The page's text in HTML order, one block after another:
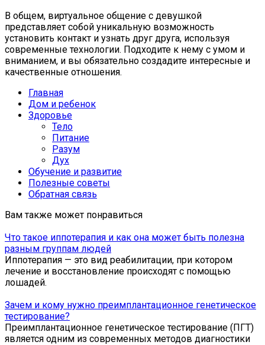
В общем, виртуальное общение с девушкой
представляет собой уникальную возможность
установить контакт и узнать друг друга, используя
современные технологии. Подходите к нему с умом и
вниманием, и вы обязательно создадите интересные и
качественные отношения.
Главная
Дом и ребенок
Здоровье
Тело
Питание
Разум
Дух
Обучение и развитие
Полезные советы
Обратная связь
Вам также может понравиться
Что такое иппотерапия и как она может быть полезна
разным группам людей
Иппотерапия — это вид реабилитации, при котором
лечение и восстановление происходят с помощью
лошадей.
Зачем и кому нужно преимплантационное генетическое
тестирование?
Преимплантационное генетическое тестирование (ПГТ)
является одним из современных методов диагностики